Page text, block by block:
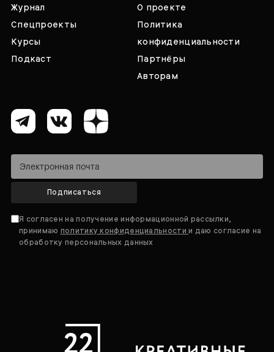
Журнал
Спецпроекты
Курсы
Подкаст
О проекте
Политика
конфиденциальности
Партнёры
Авторам
Подписаться
Я согласен на получение информационной рассылки,
принимаю политику конфиденциальностии даю согласие на
обработку персональных данных